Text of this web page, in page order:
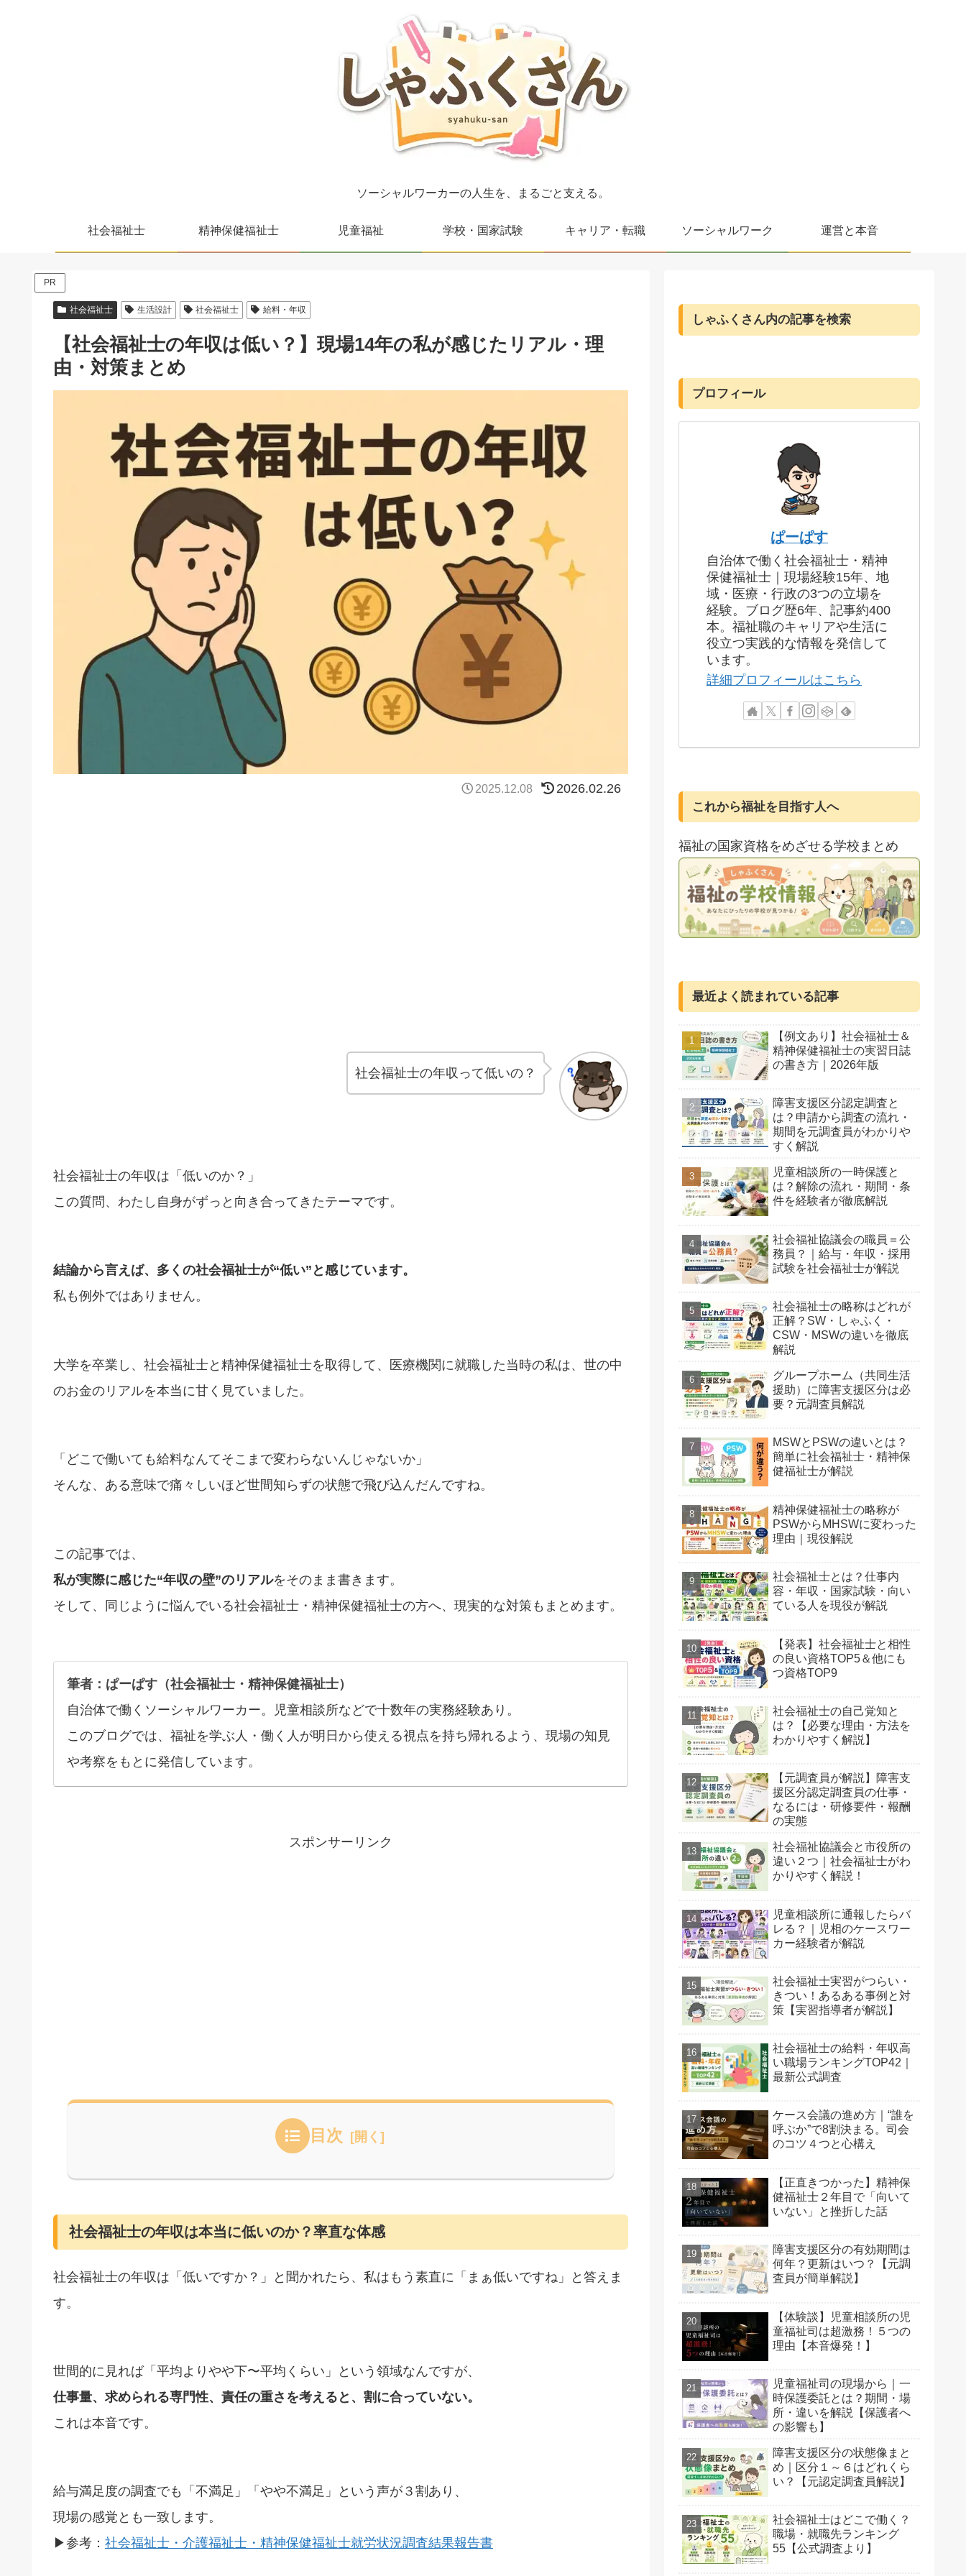
ソーシャルワーカーの人生を、まるごと支える。
社会福祉士 精神保健福祉士 児童福祉 学校・国家試験 キャリア・転職 ソーシャルワーク 運営と本音
PR
社会福祉士 生活設計 社会福祉士 給料・年収
【社会福祉士の年収は低い？】現場14年の私が感じたリアル・理
由・対策まとめ
2025.12.08 2026.02.26
社会福祉士の年収って低いの？
社会福祉士の年収は「低いのか？」
この質問、わたし自身がずっと向き合ってきたテーマです。
結論から言えば、多くの社会福祉士が“低い”と感じています。
私も例外ではありません。
大学を卒業し、社会福祉士と精神保健福祉士を取得して、医療機関に就職した当時の私は、世の中
のお金のリアルを本当に甘く見ていました。
「どこで働いても給料なんてそこまで変わらないんじゃないか」
そんな、ある意味で痛々しいほど世間知らずの状態で飛び込んだんですね。
この記事では、
私が実際に感じた“年収の壁”のリアルをそのまま書きます。
そして、同じように悩んでいる社会福祉士・精神保健福祉士の方へ、現実的な対策もまとめます。
筆者：ぱーぱす（社会福祉士・精神保健福祉士）
自治体で働くソーシャルワーカー。児童相談所などで十数年の実務経験あり。
このブログでは、福祉を学ぶ人・働く人が明日から使える視点を持ち帰れるよう、現場の知見
や考察をもとに発信しています。
スポンサーリンク
目次
社会福祉士の年収は本当に低いのか？率直な体感
社会福祉士の年収は「低いですか？」と聞かれたら、私はもう素直に「まぁ低いですね」と答えま
す。
世間的に見れば「平均よりやや下〜平均くらい」という領域なんですが、
仕事量、求められる専門性、責任の重さを考えると、割に合っていない。
これは本音です。
給与満足度の調査でも「不満足」「やや不満足」という声が３割あり、
現場の感覚とも一致します。
▶参考： 社会福祉士・介護福祉士・精神保健福祉士就労状況調査結果報告書
しゃふくさん内の記事を検索
プロフィール
ぱーぱす
自治体で働く社会福祉士・精神
保健福祉士｜現場経験15年、地
域・医療・行政の3つの立場を
経験。ブログ歴6年、記事約400
本。福祉職のキャリアや生活に
役立つ実践的な情報を発信して
います。
詳細プロフィールはこちら
これから福祉を目指す人へ
福祉の国家資格をめざせる学校まとめ
最近よく読まれている記事
【例文あり】社会福祉士＆
精神保健福祉士の実習日誌
の書き方｜2026年版
障害支援区分認定調査と
は？申請から調査の流れ・
期間を元調査員がわかりや
すく解説
児童相談所の一時保護と
は？解除の流れ・期間・条
件を経験者が徹底解説
社会福祉協議会の職員＝公
務員？｜給与・年収・採用
試験を社会福祉士が解説
社会福祉士の略称はどれが
正解？SW・しゃふく・
CSW・MSWの違いを徹底
解説
グループホーム（共同生活
援助）に障害支援区分は必
要？元調査員解説
MSWとPSWの違いとは？
簡単に社会福祉士・精神保
健福祉士が解説
精神保健福祉士の略称が
PSWからMHSWに変わった
理由｜現役解説
社会福祉士とは？仕事内
容・年収・国家試験・向い
ている人を現役が解説
【発表】社会福祉士と相性
の良い資格TOP5＆他にも
つ資格TOP9
社会福祉士の自己覚知と
は？【必要な理由・方法を
わかりやすく解説】
【元調査員が解説】障害支
援区分認定調査員の仕事・
なるには・研修要件・報酬
の実態
社会福祉協議会と市役所の
違い２つ｜社会福祉士がわ
かりやすく解説！
児童相談所に通報したらバ
レる？｜児相のケースワー
カー経験者が解説
社会福祉士実習がつらい・
きつい！あるある事例と対
策【実習指導者が解説】
社会福祉士の給料・年収高
い職場ランキングTOP42｜
最新公式調査
ケース会議の進め方｜“誰を
呼ぶか”で8割決まる。司会
のコツ４つと心構え
【正直きつかった】精神保
健福祉士２年目で「向いて
いない」と挫折した話
障害支援区分の有効期間は
何年？更新はいつ？【元調
査員が簡単解説】
【体験談】児童相談所の児
童福祉司は超激務！５つの
理由【本音爆発！】
児童福祉司の現場から｜一
時保護委託とは？期間・場
所・違いを解説【保護者へ
の影響も】
障害支援区分の状態像まと
め｜区分１～６はどれくら
い？【元認定調査員解説】
社会福祉士はどこで働く？
職場・就職先ランキング
55【公式調査より】